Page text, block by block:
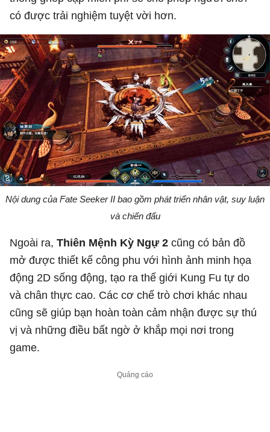
có được trải nghiệm tuyệt vời hơn.
Nội dung của Fate Seeker II bao gồm phát triển nhân vật, suy luận
và chiến đấu
Ngoài ra, Thiên Mệnh Kỳ Ngự 2 cũng có bản đồ
mở được thiết kế công phu với hình ảnh minh họa
động 2D sống động, tạo ra thế giới Kung Fu tự do
và chân thực cao. Các cơ chế trò chơi khác nhau
cũng sẽ giúp bạn hoàn toàn cảm nhận được sự thú
vị và những điều bất ngờ ở khắp mọi nơi trong
game.